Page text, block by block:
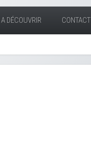
A DÉCOUVRIR CONTACT